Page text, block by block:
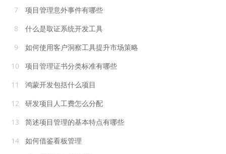
7
项目管理意外事件有哪些
8
什么是取证系统开发工具
9
如何使用客户洞察工具提升市场策略
10
项目管理证书分类标准有哪些
11
鸿蒙开发包括什么项目
12
研发项目人工费怎么分配
13
简述项目管理的基本特点有哪些
14
如何借鉴看板管理